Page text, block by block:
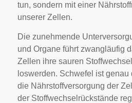
tun, sondern mit einer
unserer Zellen.
Die zunehmende
und Organe führt zwangläufig
Zellen ihre sauren
loswerden. Schwefel ist genau
die Nährstoffversorgung der
der Stoffwechselrückstände